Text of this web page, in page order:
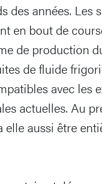
des années. Les
en bout de
de production
de fluide
avec les
actuelles. Au
elle aussi être